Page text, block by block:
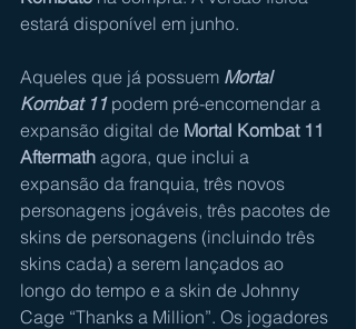
estará disponível em junho.
Aqueles que já possuem Mortal
Kombat 11 podem pré-encomendar a
expansão digital de Mortal Kombat 11
Aftermath agora, que inclui a
expansão da franquia, três novos
personagens jogáveis, três pacotes de
skins de personagens (incluindo três
skins cada) a serem lançados ao
longo do tempo e a skin de Johnny
Cage “Thanks a Million”. Os jogadores